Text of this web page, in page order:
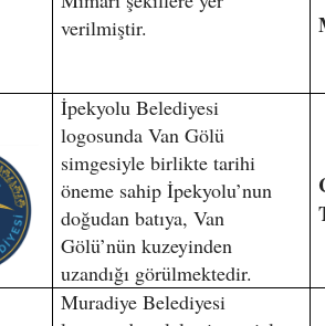
verilmiştir.
İpekyolu Belediyesi
logosunda Van Gölü
simgesiyle birlikte tarihi
öneme sahip İpekyolu’nun
doğudan batıya, Van
Gölü’nün kuzeyinden
uzandığı görülmektedir.
Muradiye Belediyesi